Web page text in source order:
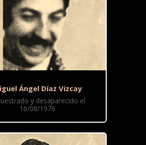
Ángel Díaz Vizcay
y desaparecido el
16/08/1976